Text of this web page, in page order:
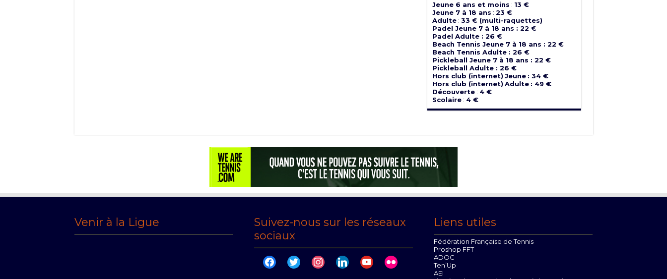
Jeune 6 ans et moins : 13 €
Jeune 7 à 18 ans : 23 €
Adulte: 33 € (multi-raquettes)
Padel Jeune 7 à 18 ans : 22 €
Padel Adulte : 26 €
Beach Tennis Jeune 7 à 18 ans : 22 €
Beach Tennis Adulte : 26 €
Pickleball Jeune 7 à 18 ans : 22 €
Pickleball Adulte : 26 €
Hors club (internet) Jeune : 34 €
Hors club (internet) Adulte : 49 €
Découverte: 4 €
Scolaire: 4 €
Venir à la Ligue
Suivez-nous sur les réseaux
sociaux
facebooktwitter instagramlinkedinyoutubeflickr
Liens utiles
Fédération Française de Tennis
Proshop FFT
ADOC
Ten’Up
AEI